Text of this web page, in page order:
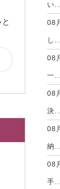
い...
08
し...
08
一...
08
決...
08
納...
08
手...